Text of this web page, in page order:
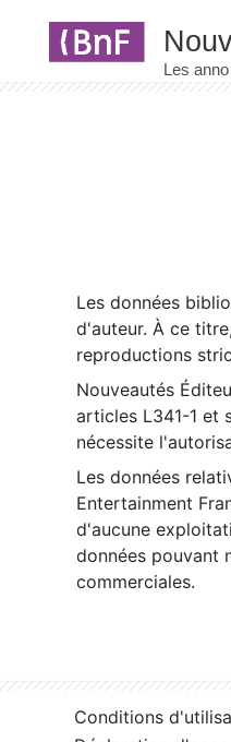
Les données
d'auteur. À ce
reproductions
Nouveautés
articles L341-1 et
nécessite
Les données
Entertainment
d'aucune
données pouvant
commerciales.
Conditions